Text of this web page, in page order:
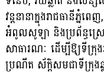
វន្តនានាក្នុងរាជធានីភ្នំព
អំពូលសូឡា និងប្រព័ន្ធស្រ
សាធារណៈ ដើម្បីឱ្យទីក្
ប្រណីត ស័ក្តិសមជាទីក្រុងឆ្